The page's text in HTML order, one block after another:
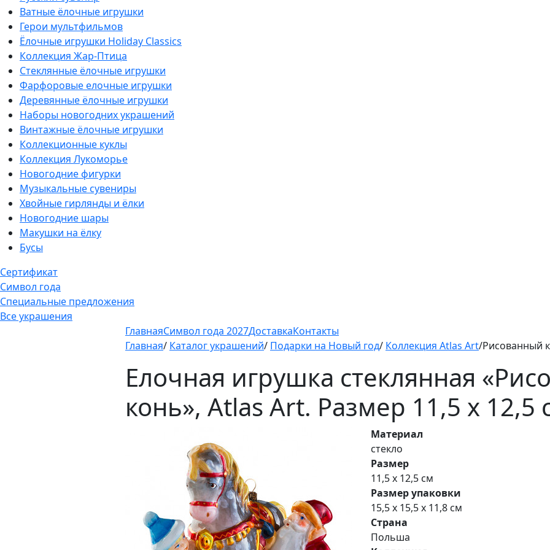
Ватные ёлочные игрушки
Герои мультфильмов
Ёлочные игрушки Holiday Classics
Коллекция Жар-Птица
Стеклянные ёлочные игрушки
Фарфоровые елочные игрушки
Деревянные ёлочные игрушки
Наборы новогодних украшений
Винтажные ёлочные игрушки
Коллекционные куклы
Коллекция Лукоморье
Новогодние фигурки
Музыкальные сувениры
Хвойные гирлянды и ёлки
Новогодние шары
Макушки на ёлку
Бусы
Сертификат
Символ года
Специальные предложения
Все украшения
ГлавнаяСимвол года 2027ДоставкаКонтакты
Главная/ Каталог украшений/ Подарки на Новый год/ Коллекция Atlas Art/Рисованный
Елочная игрушка стеклянная
конь», Atlas Art. Размер 11,5 х 12,5
Материал
стекло
Размер
11,5 х 12,5 см
Размер упаковки
15,5 х 15,5 х 11,8 см
Страна
Польша